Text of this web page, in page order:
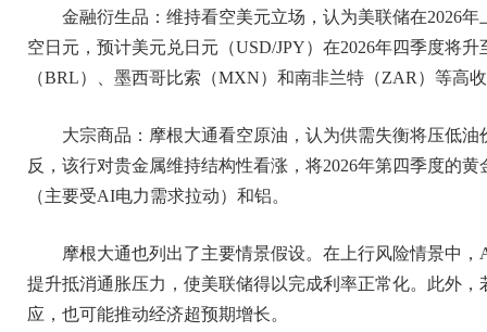
金融衍生品：维持看空美元立场，认为美联储在2026
空日元，预计美元兑日元（USD/JPY）在2026年四季度将
（BRL）、墨西哥比索（MXN）和南非兰特（ZAR）等高
大宗商品：摩根大通看空原油，认为供需失衡将压低
反，该行对贵金属维持结构性看涨，将2026年第四季度的
（主要受AI电力需求拉动）和铝。
摩根大通也列出了主要情景假设。在上行风险情景中
提升抵消通胀压力，使美联储得以完成利率正常化。此外
应，也可能推动经济超预期增长。